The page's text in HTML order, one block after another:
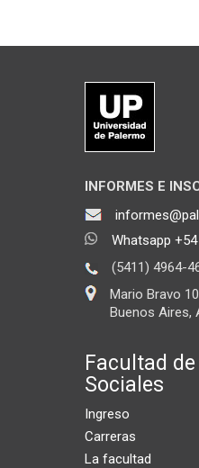
INFORMES E
Whatsapp
(5411) 4964-
Mario Bravo
Buenos Aires,
Facultad
Sociales
Ingreso
Carreras
La facultad